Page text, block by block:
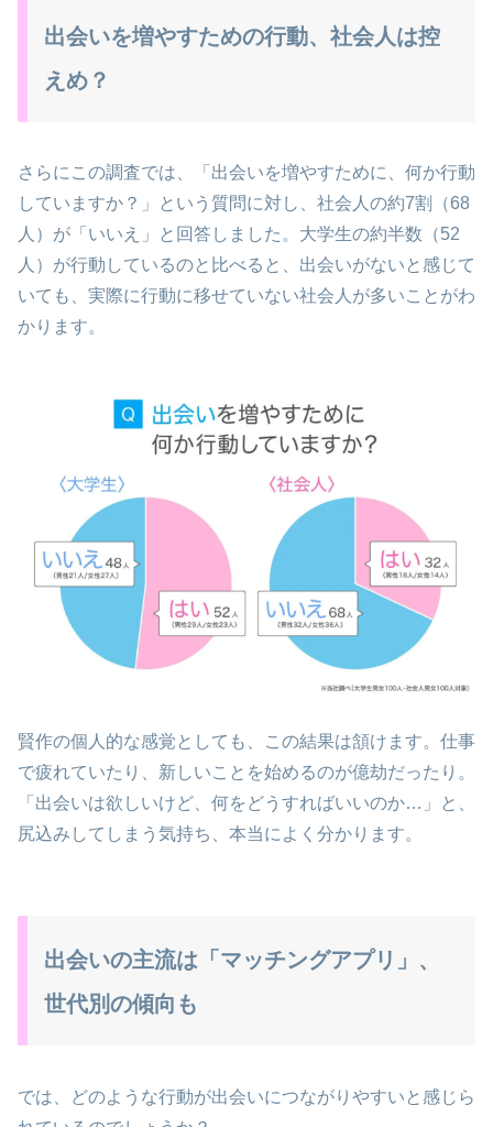
出会いを増やすための行動、社会人は控
えめ？
さらにこの調査では、「出会いを増やすために、何か行動
していますか？」という質問に対し、社会人の約7割（68
人）が「いいえ」と回答しました。大学生の約半数（52
人）が行動しているのと比べると、出会いがないと感じて
いても、実際に行動に移せていない社会人が多いことがわ
かります。
賢作の個人的な感覚としても、この結果は頷けます。仕事
で疲れていたり、新しいことを始めるのが億劫だったり。
「出会いは欲しいけど、何をどうすればいいのか…」と、
尻込みしてしまう気持ち、本当によく分かります。
出会いの主流は「マッチングアプリ」、
世代別の傾向も
では、どのような行動が出会いにつながりやすいと感じら